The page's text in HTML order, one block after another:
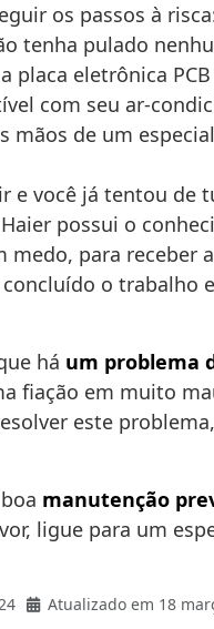
os passos à
tenha pulado
eletrônica
com seu ar-
de um
e você já tentou de
possui o
para receber
o trabalho
há um problema
fiação em muito
este
manutenção
ligue para um
Atualizado em 18